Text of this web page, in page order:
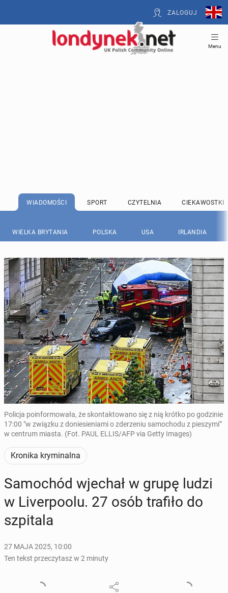
ZALOGUJ
Menu
WIADOMOŚCI SPORT CZYTELNIA CIEKAWOSTKI
WIELKA BRYTANIA POLSKA USA IRLANDIA
Policja poinformowała, że ​​skontaktowano się z nią krótko po godzinie
17:00 "w związku z doniesieniami o zderzeniu samochodu z pieszymi”
w centrum miasta. (Fot. PAUL ELLIS/AFP via Getty Images)
Kronika kryminalna
Sa­mo­chód wjechał w grupę ludzi
w Li­ver­po­olu. 27 osób trafiło do
szpi­ta­la
27 MAJA 2025, 10:00
Ten tekst przeczytasz w 2 minuty